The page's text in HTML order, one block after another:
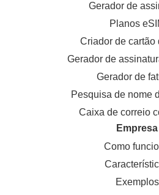
Gerador de
Planos
Criador de cartão
Gerador de
Gerador de
Pesquisa de nome
Caixa de correio
Empresa
Como
Exemplos